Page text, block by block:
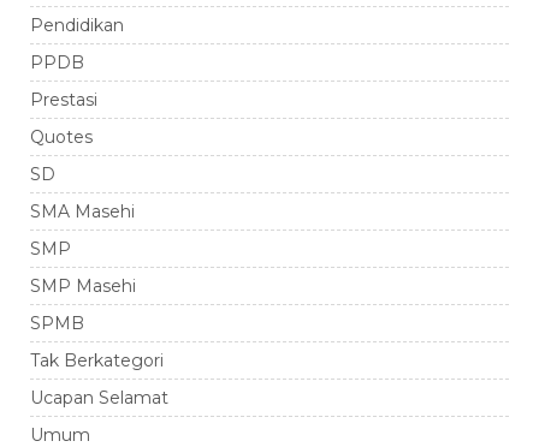
Pendidikan
PPDB
Prestasi
Quotes
SD
SMA Masehi
SMP
SMP Masehi
SPMB
Tak Berkategori
Ucapan Selamat
Umum